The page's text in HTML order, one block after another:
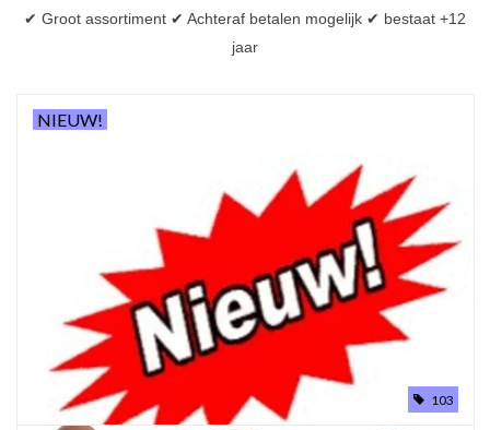
BROEKEN / SHORTS
DENIM / SPIJKERGOED
JACKS / JASSEN
WERKKLEDING
✔ Groot assortiment ✔ Achteraf betalen mogelijk ✔ bestaat +12
jaar
NIEUW!
103